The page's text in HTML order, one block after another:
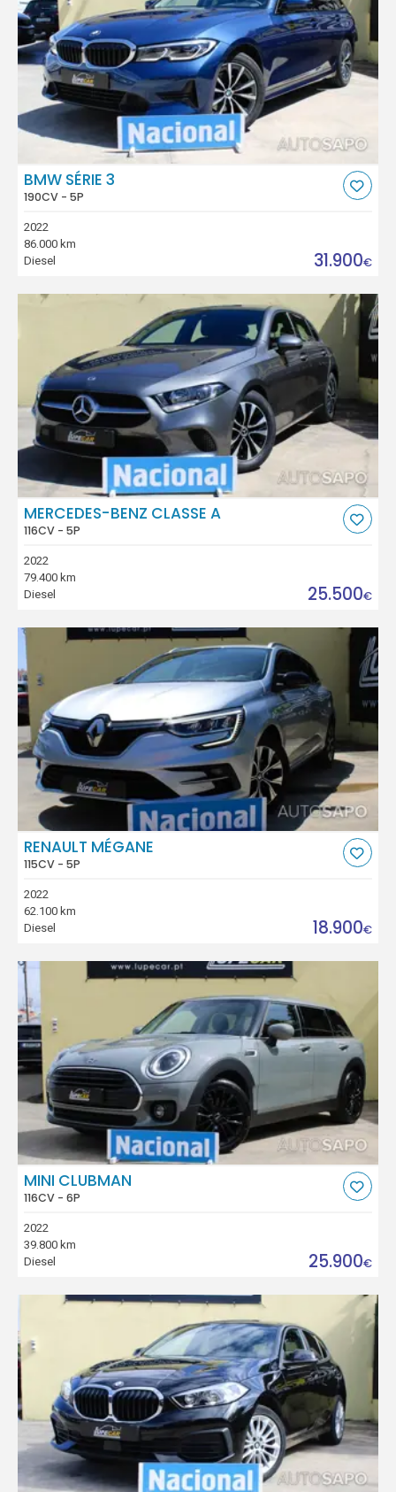
BMW SÉRIE 3
190CV - 5P
2022
86.000 km
Diesel
31.900€
MERCEDES-BENZ CLASSE A
116CV - 5P
2022
79.400 km
Diesel
25.500€
RENAULT MÉGANE
115CV - 5P
2022
62.100 km
Diesel
18.900€
MINI CLUBMAN
116CV - 6P
2022
39.800 km
Diesel
25.900€